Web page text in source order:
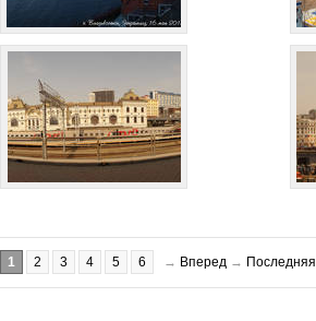
1 2 3 4 5 6 → Вперед → Последняя